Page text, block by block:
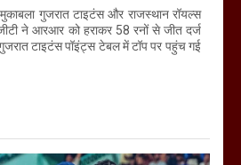
गुजरात टाइटंस और राजस्थान रॉयल्स
ने आरआर को हराकर 58 रनों से जीत दर्ज
टाइटंस पॉइंट्स टेबल में टॉप पर पहुंच गई